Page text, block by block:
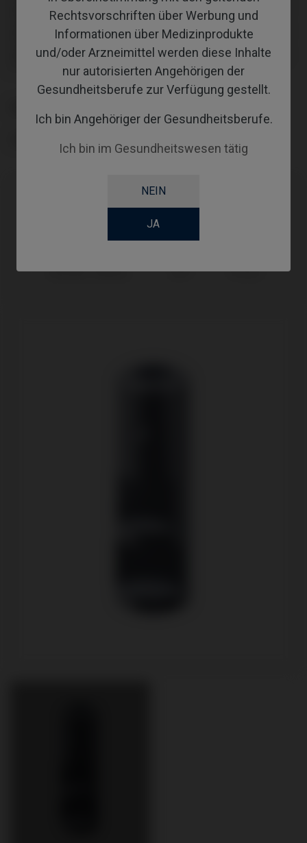
Rechtsvorschriften über Werbung und
Informationen über Medizinprodukte
und/oder Arzneimittel werden diese Inhalte
nur autorisierten Angehörigen der
Gesundheitsberufe zur Verfügung gestellt.
Ich bin Angehöriger der Gesundheitsberufe.
Ich bin im Gesundheitswesen tätig
NEIN
JA
Inklusive Befestigungsschraube: IPD/KA-TA-00 und IPD/KA-TA-
Inklusive Befestigungsschraube: IPD/KA-TA-00 und IPD/KA-TA-
Inklusive Befestigungsschraube: IPD/KA-TA-00 und IPD/KA-TA-
Kompatibilitäten
Kompatible Marke System
Thommen Medical SPI® PF Ø4,0